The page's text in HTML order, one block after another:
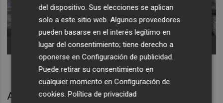
Doctor Divago -
Ahora, agradece a la Fundación SGAE y a
del dispositivo. Sus elecciones se aplican
solo a este sitio web. Algunos proveedores
pueden basarse en el interés legítimo en
lugar del consentimiento; tiene derecho a
oponerse enConfiguración de publicidad
Puede retirar su consentimiento en
cualquier momento enConfiguración de
cookies .Política de privacidad